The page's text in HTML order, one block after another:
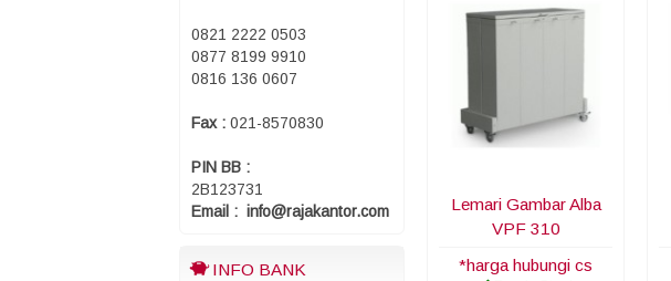
0821 2222 0503
0877 8199 9910
0816 136 0607
Fax : 021-8570830
PIN BB :
2B123731
Email : info@rajakantor.com
INFO BANK
Lemari Gambar Alba
VPF 310
*harga hubungi cs